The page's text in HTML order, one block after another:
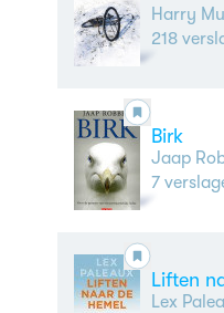
Harry
218
Birk
Jaap
7
Liften
Lex